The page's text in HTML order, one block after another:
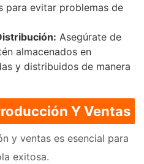
para evitar problemas de
Asegúrate de
almacenados en
y distribuidos de manera
Y Ventas
y ventas es esencial para
exitosa.